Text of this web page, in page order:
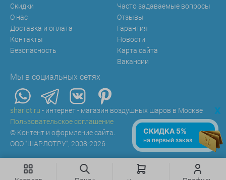
Скидки
О нас
Доставка и оплата
Контакты
Безопасность
Часто задаваемые вопросы
Отзывы
Гарантия
Новости
Карта сайта
Вакансии
Мы в социальных сетях
sharlot.ru - интернет - магазин воздушных шаров в Москве
Пользовательское соглашение
© Контент и оформление сайта.
ООО "ШАРЛОТ.РУ", 2008-2026
x
СКИДКА 5%
на первый заказ